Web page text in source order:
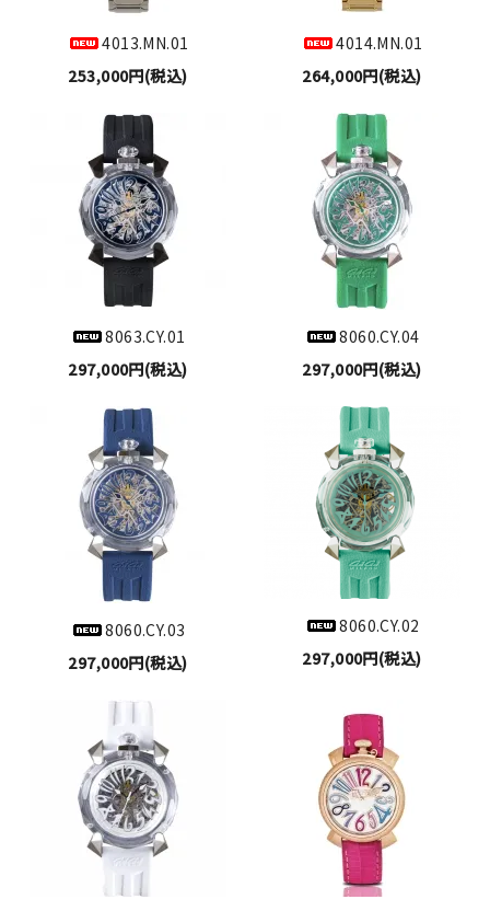
4013.MN.01
253,000円(税込)
4014.MN.01
264,000円(税込)
8063.CY.01
297,000円(税込)
8060.CY.04
297,000円(税込)
8060.CY.03
297,000円(税込)
8060.CY.02
297,000円(税込)